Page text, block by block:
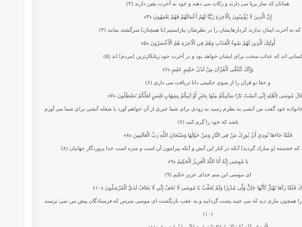
همانان كه نماز برپا مى دارند و زكات مى‏ دهند و خود به آخرت يقين دارند (۳)
إِنَّ الَّذِينَ لَا يُؤْمِنُونَ بِالْآخِرَةِ زَيَّنَّا لَهُمْ أَعْمَالَهُمْ فَهُمْ يَعْمَهُونَ ﴿۴﴾
به آخرت ايمان ندارند كردارهايشان را در نظرشان بياراستيم [تا همچنان] سرگشته بمانند (۴)
أُولَئِكَ الَّذِينَ لَهُمْ سُوءُ الْعَذَابِ وَهُمْ فِي الْآخِرَةِ هُمُ الْأَخْسَرُونَ﴿۵﴾
كسانى‏ اند كه عذاب سخت براى ايشان خواهد بود و در آخرت خود زيانكارترين [مردم] اند (۵)
وَإِنَّكَ لَتُلَقَّى الْقُرْآنَ مِنْ لَدُنْ حَكِيمٍ عَلِيمٍ ﴿۶﴾
و حقا تو قرآن را از سوى حكيمى دانا دريافت مى دارى (۶)
مُوسَى لِأَهْلِهِ إِنِّي آنَسْتُ نَارًا سَآتِيكُمْ مِنْهَا بِخَبَرٍ أَوْ آتِيكُمْ بِشِهَابٍ قَبَسٍ لَعَلَّكُمْ تَصْطَلُونَ﴿۷﴾
خود گفت من آتشى به نظرم رسيد به زودى براى شما خبرى از آن خواهم آورد يا شعله آتشى براى شما مى ‏آورم
باشد كه خود را گرم كنيد (۷)
فَلَمَّا جَاءَهَا نُودِيَ أَنْ بُورِكَ مَنْ فِي النَّارِ وَمَنْ حَوْلَهَا وَسُبْحَانَ اللَّهِ رَبِّ الْعَالَمِينَ﴿۸﴾
خجسته [و مبارك گرديد] آنكه در كنار اين آتش و آنكه پيرامون آن است و منزه است‏ خدا پروردگار جهانيان (۸)
يَا مُوسَى إِنَّهُ أَنَا اللَّهُ الْعَزِيزُ الْحَكِيمُ﴿۹﴾
اى موسى اين منم خداى عزيز حكيم (۹)
فَلَمَّا رَآهَا تَهْتَزُّ كَأَنَّهَا جَانٌّ وَلَّى مُدْبِرًا وَلَمْ يُعَقِّبْ يَا مُوسَى لَا تَخَفْ إِنِّي لَا يَخَافُ لَدَيَّ الْمُرْسَلُونَ ﴿۱۰﴾
همچون مارى ديد كه مى ‏جنبد پشت گردانيد و به عقب بازنگشت اى موسى مترس كه فرستادگان پيش من نمى‏ ترسند
(۱۰)